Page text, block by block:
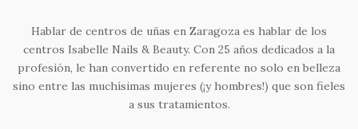
Hablar de centros de uñas en Zaragoza es hablar de los
centros Isabelle Nails & Beauty. Con 25 años dedicados a la
profesión, le han convertido en referente no solo en belleza
sino entre las muchísimas mujeres (¡y hombres!) que son fieles
a sus tratamientos.